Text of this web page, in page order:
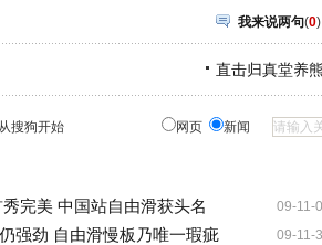
我来说两句(0)
直击归真堂养
搜狗开始 网页 新闻
09-11-
完美 中国站自由滑获头名
09-11-
强劲 自由滑慢板乃唯一瑕疵